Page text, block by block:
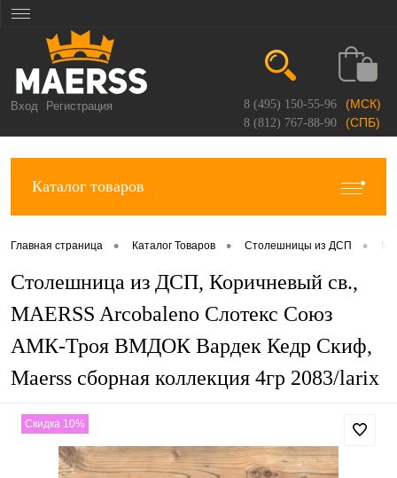
Вход Регистрация 8 (495) 150-55-96 (МСК)
8 (812) 767-88-90 (СПБ)
Каталог товаров
Главная страница • Каталог Товаров • Столешницы из ДСП •
Столешница из ДСП, Коричневый св.,
MAERSS Arcobaleno Слотекс Союз
АМК-Троя ВМДОК Вардек Кедр Скиф,
Maerss сборная коллекция 4гр 2083/larix
Скидка 10%